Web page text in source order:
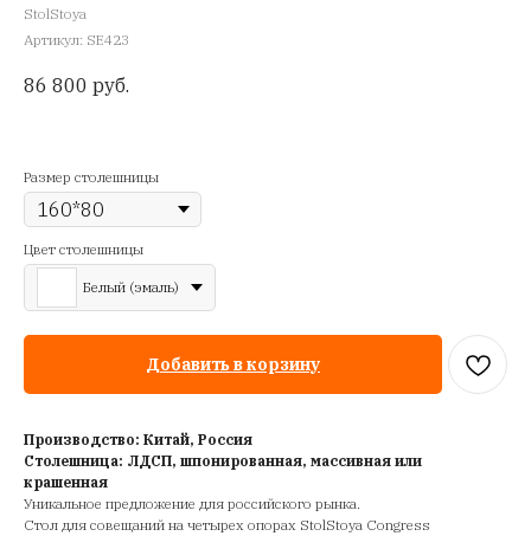
StolStoya
Артикул: SE423
86 800 руб.
Размер столешницы
Цвет столешницы
Белый (эмаль)
Добавить в корзину
Производство: Китай, Россия
Столешница: ЛДСП, шпонированная, массивная или
крашенная
Уникальное предложение для российского рынка.
Стол для совещаний на четырех опорах StolStoya Congress